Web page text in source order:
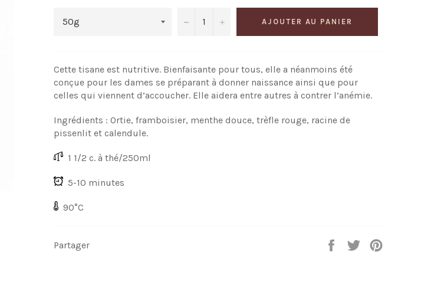
− + AJOUTER AU PANIER
Cette tisane est nutritive. Bienfaisante pour tous, elle a néanmoins été
conçue pour les dames se préparant à donner naissance ainsi que pour
celles qui viennent d’accoucher. Elle aidera entre autres à contrer l’anémie.
Ingrédients : Ortie, framboisier, menthe douce, trèfle rouge, racine de
pissenlit et calendule.
1 1/2 c. à thé/250ml
5-10 minutes
90°C
Partager
PartagerTweeter